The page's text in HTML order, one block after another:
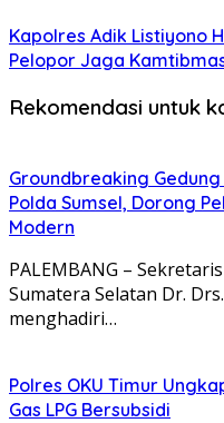
Kapolres Adik Listiyono
Pelopor Jaga
Rekomendasi untuk
Groundbreaking Gedung
Polda Sumsel, Dorong
Modern
PALEMBANG –
Sumatera Selatan Dr.
menghadiri…
Polres OKU Timur
Gas LPG Bersubsidi